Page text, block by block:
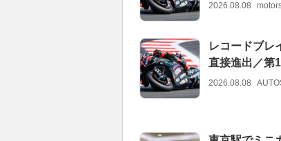
2026.08.08
レコードブレ
直接進出／第
2026.08.08